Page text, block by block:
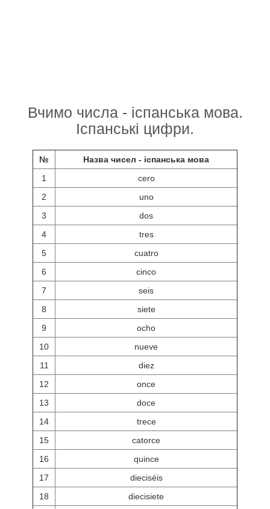
Вчимо числа - іспанська мова.
Іспанські цифри.
№
Назва чисел - іспанська мова
1
cero
2
uno
3
dos
4
tres
5
cuatro
6
cinco
7
seis
8
siete
9
ocho
10
nueve
11
diez
12
once
13
doce
14
trece
15
catorce
16
quince
17
dieciséis
18
diecisiete